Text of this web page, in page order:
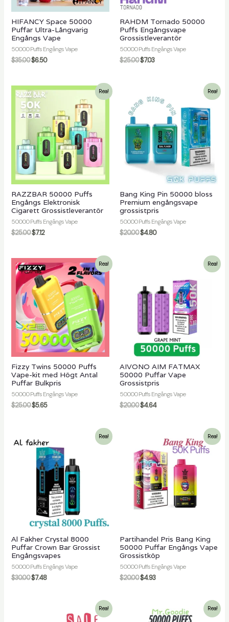
HIFANCY Space 50000
Puffar Ultra-Långvarig
Engångs Vape
50000 Puffs Engångs Vape
$35.00$6.50
RAHDM Tornado 50000
Puffs Engångsvape
Grossistleverantör
50000 Puffs Engångs Vape
$25.00$7.03
Rea!
RAZZBAR 50000 Puffs
Engångs Elektronisk
Cigarett Grossistleverantör
50000 Puffs Engångs Vape
$25.00$7.12
Rea!
Bang King Pin 50000 bloss
Premium engångsvape
grossistpris
50000 Puffs Engångs Vape
$20.00$4.80
Rea!
Fizzy Twins 50000 Puffs
Vape-kit med Högt Antal
Puffar Bulkpris
50000 Puffs Engångs Vape
$25.00$5.65
Rea!
AIVONO AIM FATMAX
50000 Puffar Vape
Grossistpris
50000 Puffs Engångs Vape
$20.00$4.64
Rea!
Al Fakher Crystal 8000
Puffar Crown Bar Grossist
Engångsvapes
50000 Puffs Engångs Vape
$30.00$7.48
Rea!
Partihandel Pris Bang King
50000 Puffar Engångs Vape
Grossistköp
50000 Puffs Engångs Vape
$20.00$4.93
Rea! Rea!